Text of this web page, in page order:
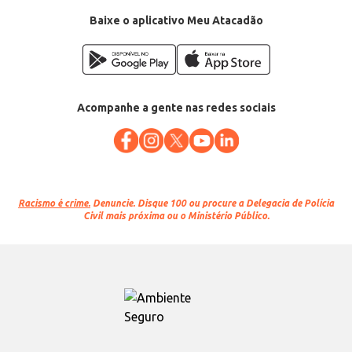
Categoria: Ração seca para cães
EAN: 7896048920454
Baixe o aplicativo Meu Atacadão
Acompanhe a gente nas redes sociais
Racismo é crime. Denuncie. Disque 100 ou procure a Delegacia de Polícia
Civil mais próxima ou o Ministério Público.